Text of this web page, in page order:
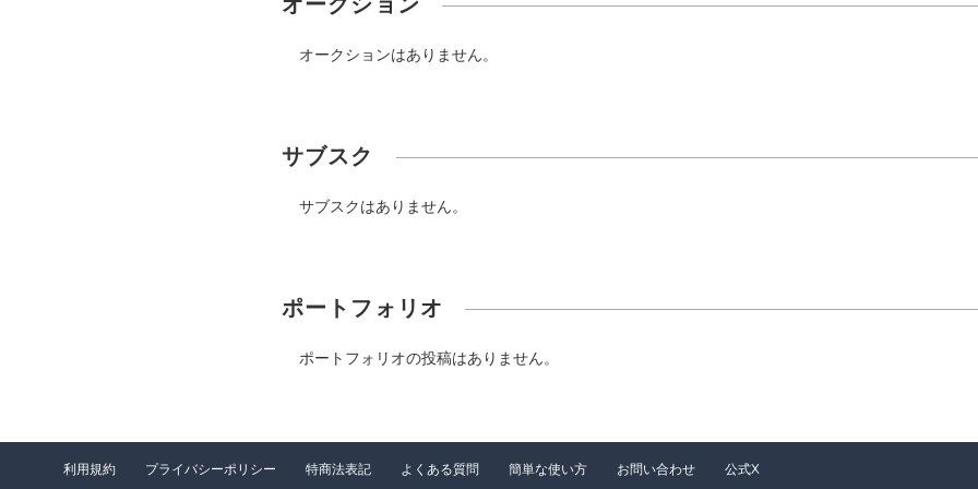
オークションはありません。
サブスク
サブスクはありません。
ポートフォリオ
ポートフォリオの投稿はありません。
利用規約 プライバシーポリシー 特商法表記 よくある質問 簡単な使い方 お問い合わせ 公式X